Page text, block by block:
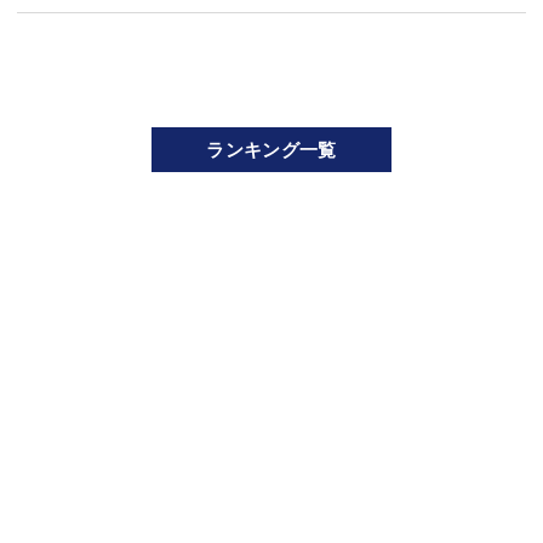
ランキング一覧